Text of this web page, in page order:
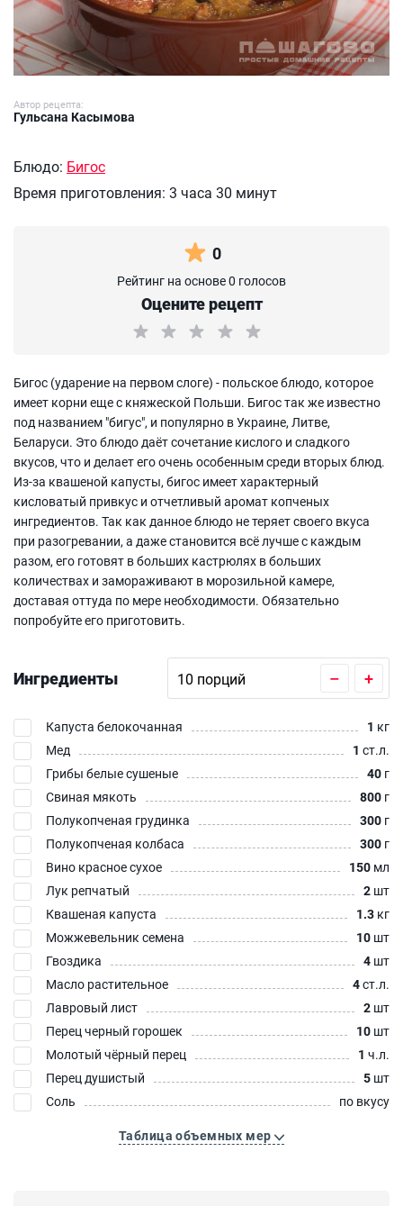
Автор рецепта:
Гульсана Касымова
Блюдо: Бигос
Время приготовления: 3 часа 30 минут
0
Рейтинг на основе 0 голосов
Оцените рецепт
Бигос (ударение на первом слоге) - польское блюдо, которое
имеет корни еще с княжеской Польши. Бигос так же известно
под названием "бигус", и популярно в Украине, Литве,
Беларуси. Это блюдо даёт сочетание кислого и сладкого
вкусов, что и делает его очень особенным среди вторых блюд.
Из-за квашеной капусты, бигос имеет характерный
кисловатый привкус и отчетливый аромат копченых
ингредиентов. Так как данное блюдо не теряет своего вкуса
при разогревании, а даже становится всё лучше с каждым
разом, его готовят в больших кастрюлях в больших
количествах и замораживают в морозильной камере,
доставая оттуда по мере необходимости. Обязательно
попробуйте его приготовить.
Ингредиенты – +
Капуста белокочанная 1 кг
Мед
1 ст.л.
Грибы белые сушеные
40 г
Свиная мякоть
800 г
Полукопченая грудинка
300 г
Полукопченая колбаса
300 г
Вино красное сухое
150 мл
Лук репчатый
2 шт
Квашеная капуста
1.3 кг
Можжевельник семена
10 шт
Гвоздика
4 шт
Масло растительное
4ст.л.
Лавровый лист
2 шт
Перец черный горошек
10 шт
Молотый чёрный перец
1 ч.л.
Перец душистый
5 шт
Соль
по вкусу
Таблица объемных мер